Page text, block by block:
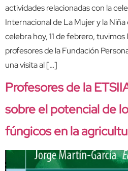
actividades relacionadas con la
Internacional de La Mujer y la Niña
celebra hoy, 11 de febrero, tuvimos
profesores de la Fundación
una visita al […]
Profesores de la
sobre el potencial de
fúngicos en la